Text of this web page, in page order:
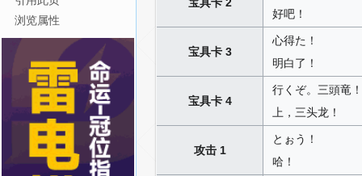
好吧！
宝具卡 3
心得た！
明白了！
宝具卡 4
行くぞ。三頭竜！
上，三头龙！
攻击 1
とぉう！
哈！
浏览属性